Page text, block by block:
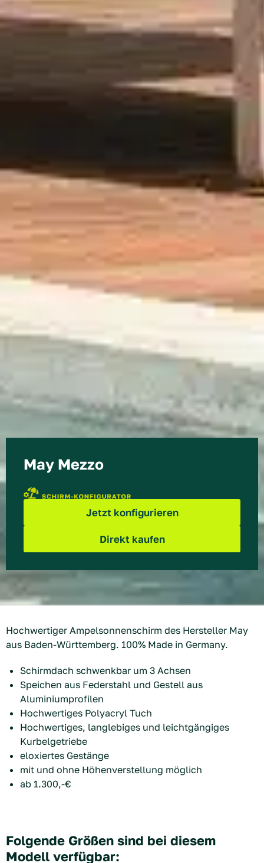
May Mezzo
Direkt kaufen
Hochwertiger Ampelsonnenschirm des Hersteller May
aus Baden-Württemberg. 100% Made in Germany.
Schirmdach schwenkbar um 3 Achsen
Speichen aus Federstahl und Gestell aus
Aluminiumprofilen
Hochwertiges Polyacryl Tuch
Hochwertiges, langlebiges und leichtgängiges
Kurbelgetriebe
eloxiertes Gestänge
mit und ohne Höhenverstellung möglich
ab 1.300,-€
Folgende Größen sind bei diesem
Modell verfügbar: